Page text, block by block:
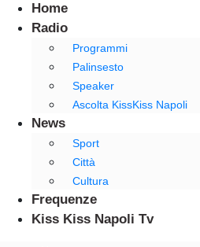
Home
Radio
Programmi
Palinsesto
Speaker
Ascolta KissKiss Napoli
News
Sport
Città
Cultura
Frequenze
Kiss Kiss Napoli Tv